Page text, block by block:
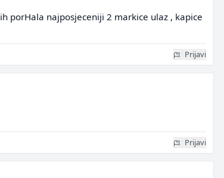
porHala najposjeceniji 2 markice ulaz , kapice
Prijavi
Prijavi